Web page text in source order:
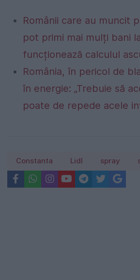
Românii care au muncit
pot primi mai mulți bani
funcționează calculul
România, în pericol de
în energie: „Trebuie să
poate de repede acele
Constanta Lidl spray